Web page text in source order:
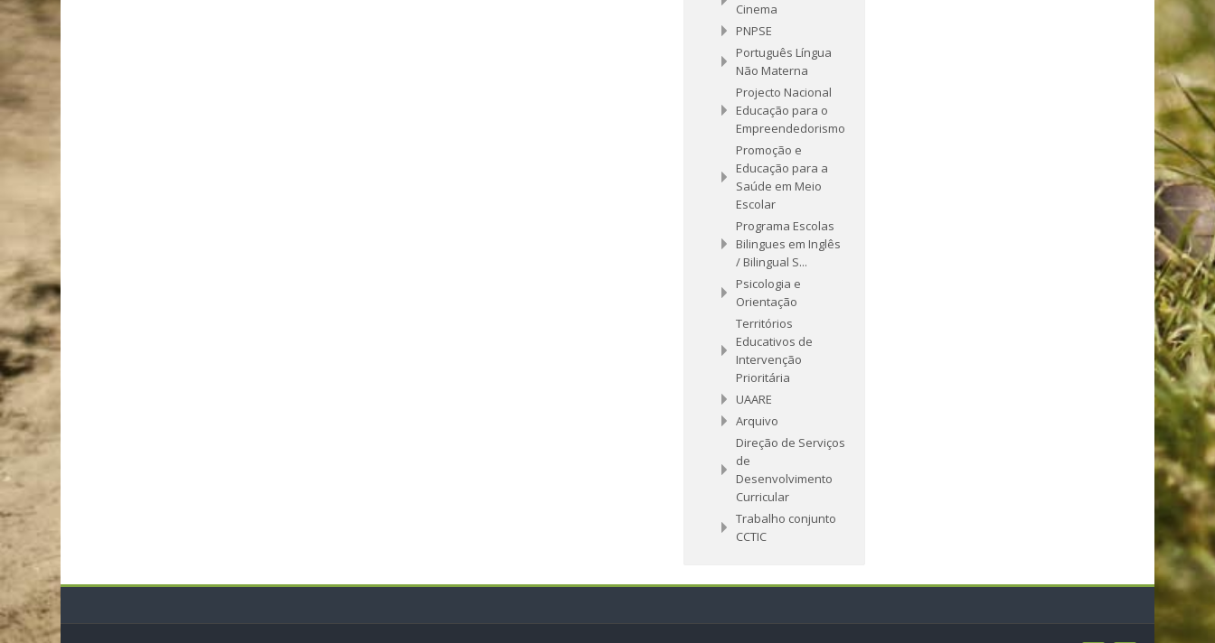
Cinema
PNPSE
Português Língua
Não Materna
Projecto Nacional
Educação para o
Empreendedorismo
Promoção e
Educação para a
Saúde em Meio
Escolar
Programa Escolas
Bilingues em Inglês
/ Bilingual S...
Psicologia e
Orientação
Territórios
Educativos de
Intervenção
Prioritária
UAARE
Arquivo
Direção de Serviços
de
Desenvolvimento
Curricular
Trabalho conjunto
CCTIC